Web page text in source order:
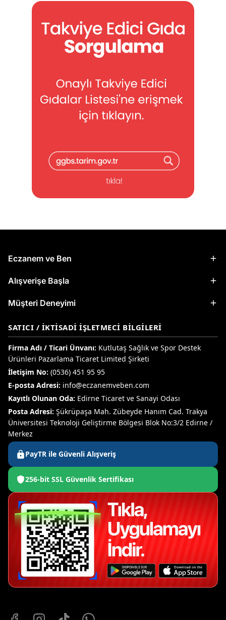
Eczanem ve Ben
Alışverişe Başla
Müşteri Deneyimi
SATICI / İKTISADI İŞLETMECI BILGILERI
Firma Adı / Ticari Ünvanı: Kutlutaş Sağlık ve Spor Destek
Ürünleri Pazarlama Ticaret Limited Şirketi
İletişim No: (0536) 451 95 95
E-posta Adresi: info@eczanemveben.com
Kayıtlı Olunan Oda: Edirne Ticaret ve Sanayi Odası
Posta Adresi: Şükrüpaşa Mah. Zübeyde Hanım Cad. Trakya
Üniversitesi Teknoloji Geliştirme Bölgesi Blok No:3/2 Edirne /
Merkez
PayTR ile Güvenli Alışveriş
256-bit SSL Güvenlik Sertifikası